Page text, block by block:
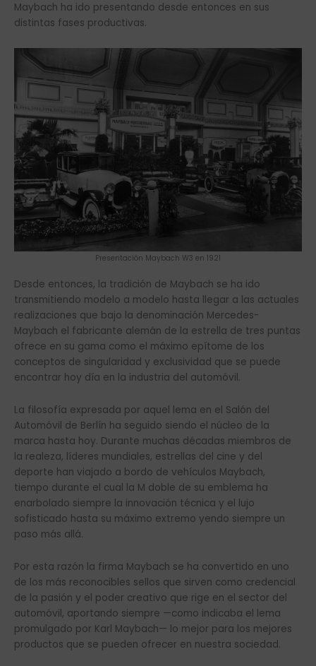
Maybach ha ido presentando desde entonces en sus
distintas fases productivas.
Presentación Maybach W3 en 1921
Desde entonces, la tradición de Maybach se ha ido
transmitiendo modelo a modelo hasta llegar a las actuales
realizaciones que bajo la denominación Mercedes-
Maybach el fabricante alemán de la estrella de tres puntas
ofrece en su gama como el máximo epítome de los
conceptos de singularidad y exclusividad que se puede
encontrar hoy día en la industria del automóvil.
La filosofía expresada por aquel lema en el Salón del
Automóvil de Berlín ha seguido siendo el núcleo de la
marca hasta hoy. Durante muchas décadas miembros de
la realeza, líderes mundiales, estrellas del cine y del
deporte han viajado a bordo de vehículos Maybach,
tiempo durante el cual la M doble de su emblema ha
enarbolado siempre la innovación técnica y el lujo
sofisticado hasta su máximo extremo yendo siempre un
paso más allá.
Por esta razón la firma Maybach se ha convertido en uno
de los más reconocibles sellos que sirven como credencial
de la pasión y el poder creativo que rige en el sector del
automóvil, aportando siempre —como indicaba el lema
promulgado por Karl Maybach— lo mejor para los mejores
productos que se pueden ofrecer en nuestra sociedad.